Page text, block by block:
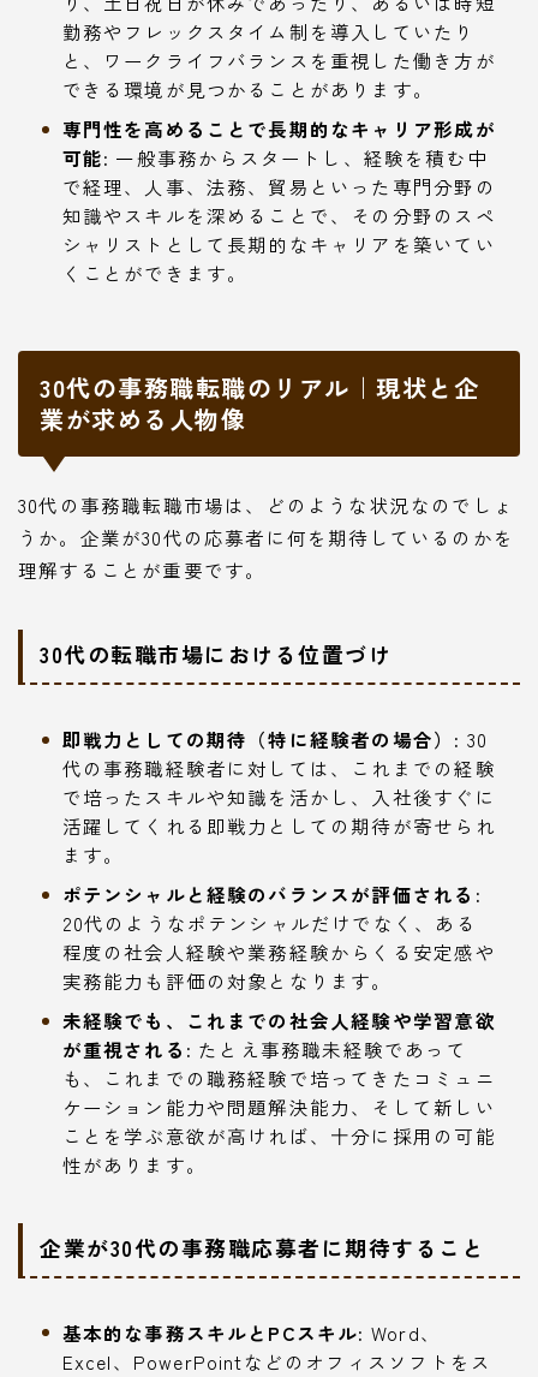
勤務やフレックスタイム制を導入していたり
と、ワークライフバランスを重視した働き方が
できる環境が見つかることがあります。
専門性を高めることで長期的なキャリア形成が
可能: 一般事務からスタートし、経験を積む中
で経理、人事、法務、貿易といった専門分野の
知識やスキルを深めることで、その分野のスペ
シャリストとして長期的なキャリアを築いてい
くことができます。
30代の事務職転職のリアル｜現状と企
業が求める人物像
30代の事務職転職市場は、どのような状況なのでしょ
うか。企業が30代の応募者に何を期待しているのかを
理解することが重要です。
30代の転職市場における位置づけ
即戦力としての期待（特に経験者の場合）: 30
代の事務職経験者に対しては、これまでの経験
で培ったスキルや知識を活かし、入社後すぐに
活躍してくれる即戦力としての期待が寄せられ
ます。
ポテンシャルと経験のバランスが評価される:
20代のようなポテンシャルだけでなく、ある
程度の社会人経験や業務経験からくる安定感や
実務能力も評価の対象となります。
未経験でも、これまでの社会人経験や学習意欲
が重視される: たとえ事務職未経験であって
も、これまでの職務経験で培ってきたコミュニ
ケーション能力や問題解決能力、そして新しい
ことを学ぶ意欲が高ければ、十分に採用の可能
性があります。
企業が30代の事務職応募者に期待すること
基本的な事務スキルとPCスキル: Word、
Excel、PowerPointなどのオフィスソフトをス